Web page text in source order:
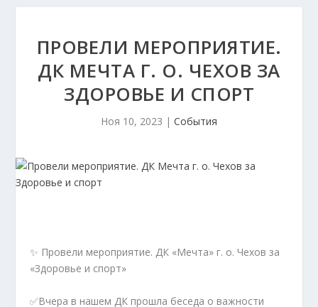
ПРОВЕЛИ МЕРОПРИЯТИЕ.
ДК МЕЧТА Г. О. ЧЕХОВ ЗА
ЗДОРОВЬЕ И СПОРТ
Ноя 10, 2023 | События
✨ Провели мероприятие. ДК «Мечта» г. о. Чехов за
«Здоровье и спорт»
✅Вчера в нашем ДК прошла беседа о важности